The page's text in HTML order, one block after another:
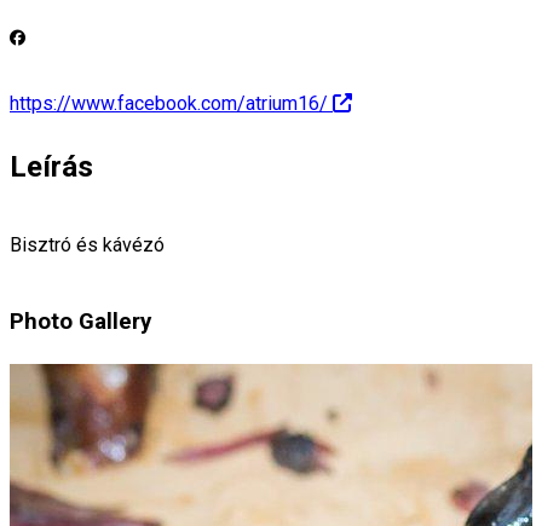
https://www.facebook.com/atrium16/
Leírás
Bisztró és kávézó
Photo Gallery